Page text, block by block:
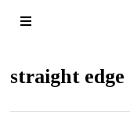
straight edge